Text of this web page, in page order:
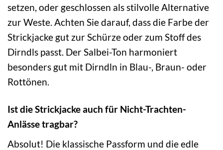
setzen, oder geschlossen als stilvolle Alternative
zur Weste. Achten Sie darauf, dass die Farbe der
Strickjacke gut zur Schürze oder zum Stoff des
Dirndls passt. Der Salbei-Ton harmoniert
besonders gut mit Dirndln in Blau-, Braun- oder
Rottönen.
Ist die Strickjacke auch für Nicht-Trachten-
Anlässe tragbar?
Absolut! Die klassische Passform und die edle